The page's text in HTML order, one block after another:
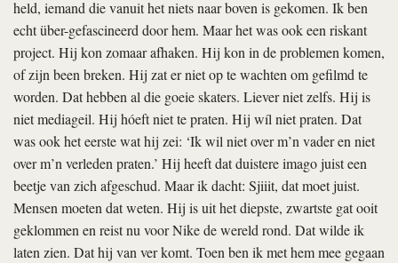
held, iemand die vanuit het niets naar boven is gekomen. Ik ben
echt über-gefascineerd door hem. Maar het was ook een riskant
project. Hij kon zomaar afhaken. Hij kon in de problemen komen,
of zijn been breken. Hij zat er niet op te wachten om gefilmd te
worden. Dat hebben al die goeie skaters. Liever niet zelfs. Hij is
niet mediageil. Hij hóeft niet te praten. Hij wíl niet praten. Dat
was ook het eerste wat hij zei: ‘Ik wil niet over m’n vader en niet
over m’n verleden praten.’ Hij heeft dat duistere imago juist een
beetje van zich afgeschud. Maar ik dacht: Sjiiit, dat moet juist.
Mensen moeten dat weten. Hij is uit het diepste, zwartste gat ooit
geklommen en reist nu voor Nike de wereld rond. Dat wilde ik
laten zien. Dat hij van ver komt. Toen ben ik met hem mee gegaan